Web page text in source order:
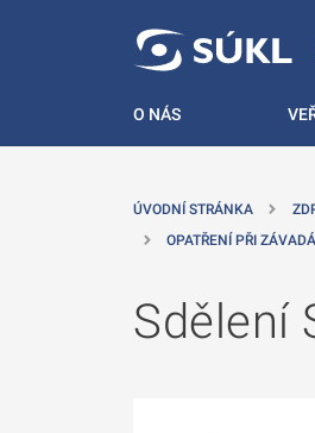
O NÁS
ÚVODNÍ STRÁNKA
OPATŘENÍ PŘI
Sdělení